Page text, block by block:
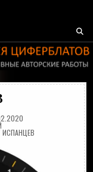
НА
SAM-
ACTIVE-